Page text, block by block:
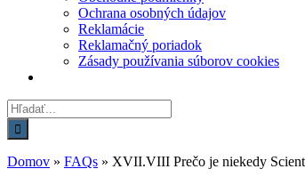
Ochrana osobných údajov
Reklamácie
Reklamačný poriadok
Zásady používania súborov cookies
Hľadať:
Domov » FAQs » XVII.VIII Prečo je niekedy